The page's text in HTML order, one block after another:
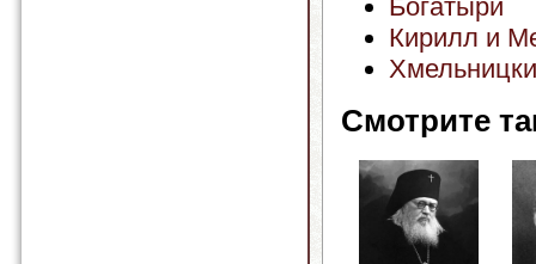
Богатыри
Кирилл и
Смотрите